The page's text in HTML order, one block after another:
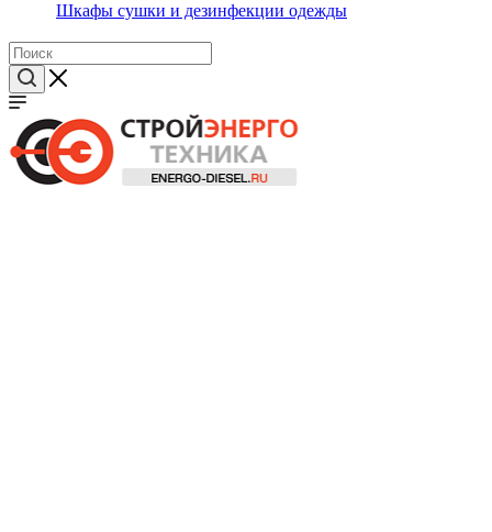
Шкафы сушки и дезинфекции одежды